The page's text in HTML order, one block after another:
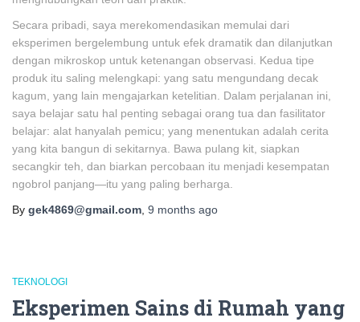
Secara pribadi, saya merekomendasikan memulai dari
eksperimen bergelembung untuk efek dramatik dan dilanjutkan
dengan mikroskop untuk ketenangan observasi. Kedua tipe
produk itu saling melengkapi: yang satu mengundang decak
kagum, yang lain mengajarkan ketelitian. Dalam perjalanan ini,
saya belajar satu hal penting sebagai orang tua dan fasilitator
belajar: alat hanyalah pemicu; yang menentukan adalah cerita
yang kita bangun di sekitarnya. Bawa pulang kit, siapkan
secangkir teh, dan biarkan percobaan itu menjadi kesempatan
ngobrol panjang—itu yang paling berharga.
By gek4869@gmail.com 9 months ago
TEKNOLOGI
Eksperimen Sains di Rumah yang